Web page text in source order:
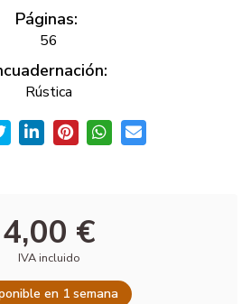
Páginas:
56
Rústica
4,00 €
IVA incluido
en 1 semana